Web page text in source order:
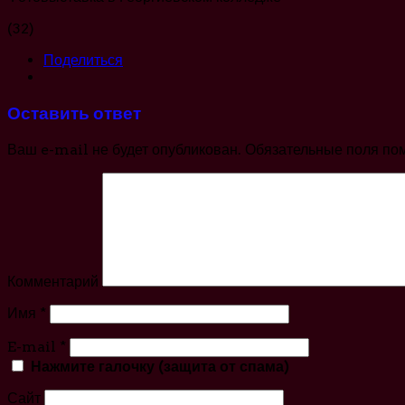
(32)
Поделиться
Оставить ответ
Ваш e-mail не будет опубликован. Обязательные поля
Комментарий
Имя *
E-mail *
Нажмите галочку (защита от спама)
Сайт